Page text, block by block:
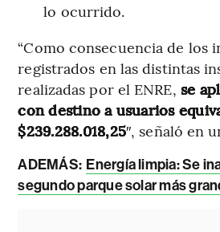
lo ocurrido.
“Como consecuencia de los
registrados en las distintas
realizadas por el ENRE, se
con destino a usuarios
$239.288.018,25″, señaló en
ADEMÁS: Energía limpia: Se
segundo parque solar más